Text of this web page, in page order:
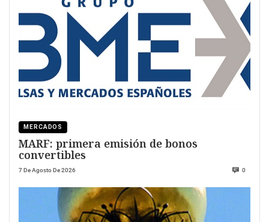
MERCADOS
MARF: primera emisión de bonos
convertibles
7 De Agosto De 2026 0